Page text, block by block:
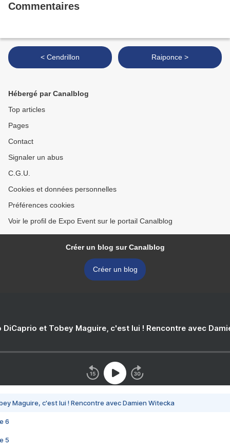
Commentaires
< Cendrillon Raiponce >
Hébergé par Canalblog
Top articles
Pages
Contact
Signaler un abus
C.G.U.
Cookies et données personnelles
Préférences cookies
Voir le profil de Expo Event sur le portail Canalblog
Créer un blog sur Canalblog
Créer un blog
DiCaprio et Tobey Maguire, c'est lui ! Rencontre avec
Maguire, c'est lui ! Rencontre avec Damien Witecka
6
5